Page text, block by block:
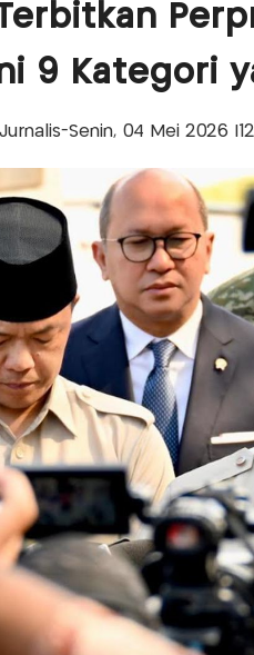
9 Kategori
Senin, 04 Mei 2026